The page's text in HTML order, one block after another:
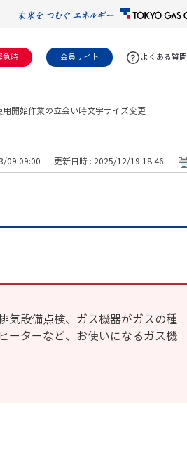
急時 会員サイト よくある質問
文字サイズ変更
用開始作業の立会い時
09 09:00 更新日時 : 2025/12/19 18:46
気設備点検、ガス機器がガスの種
ーターなど、お使いになるガス機